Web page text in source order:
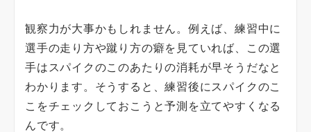
観察力が大事かもしれません。例えば、練習中に
選手の走り方や蹴り方の癖を見ていれば、この選
手はスパイクのこのあたりの消耗が早そうだなと
わかります。そうすると、練習後にスパイクのこ
こをチェックしておこうと予測を立てやすくなる
んです。